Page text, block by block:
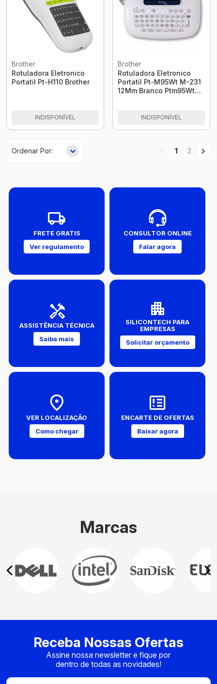
Brother
Rotuladora Eletronico
Portatil Pt-H110 Brother
INDISPONÍVEL
Brother
Rotuladora Eletronico
Portatil Pt-M95Wt M-231
12Mm Branco Ptm95Wt
INDISPONÍVEL
1 2
FRETE GRATIS
Ver regulamento
CONSULTOR ONLINE
Falar agora
ASSISTÊNCIA TÉCNICA
Saiba mais
SILICONTECH PARA
EMPRESAS
Solicitar orçamento
VER LOCALIZAÇÃO
Como chegar
ENCARTE DE OFERTAS
Baixar agora
Marcas
Receba Nossas Ofertas
Assine nossa newsletter e fique por
dentro de todas as novidades!